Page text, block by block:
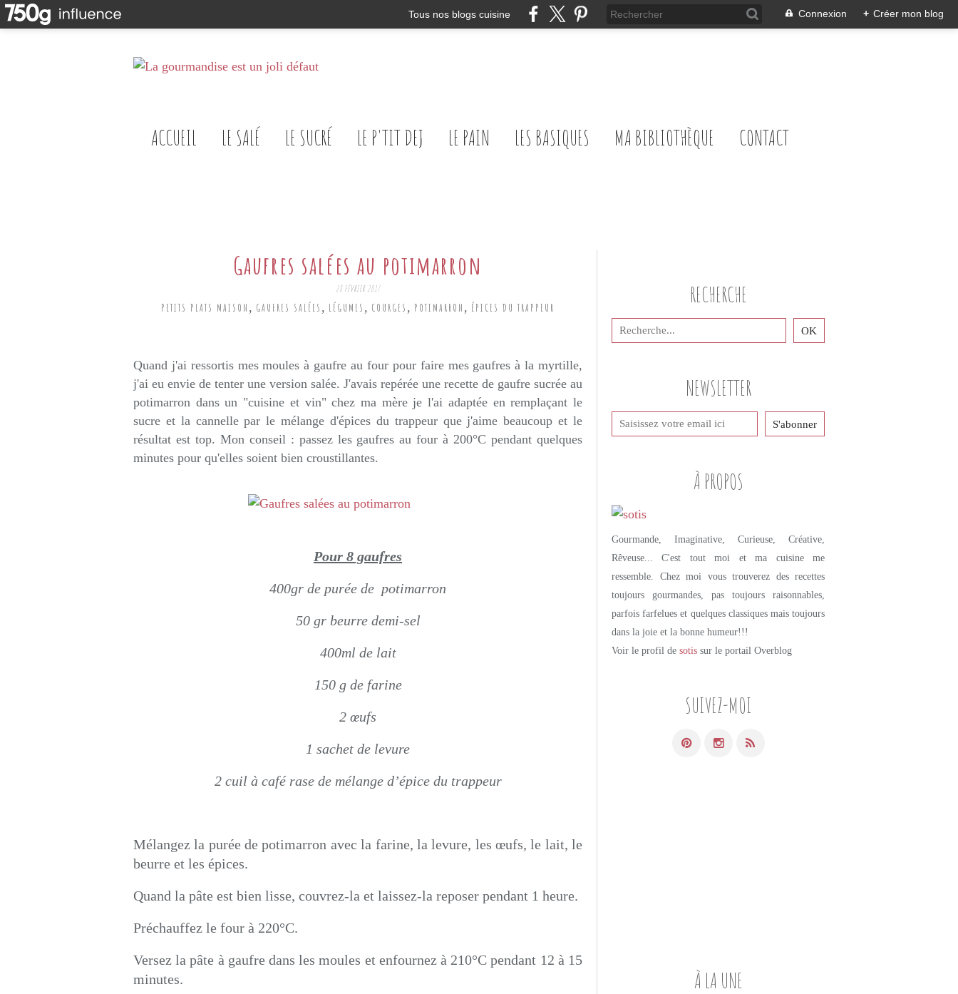
Tous nos blogs cuisine Connexion + Créer mon blog
ACCUEIL LE SALÉ LE SUCRÉ LE P'TIT DEJ LE PAIN LES BASIQUES MA BIBLIOTHÈQUE CONTACT
Gaufres salées au potimarron
28 FÉVRIER 2017
PETITS PLATS MAISON , GAUFRES SALÉES , LÉGUMES , COURGES , POTIMARRON , ÉPICES DU TRAPPEUR
Quand j'ai ressortis mes moules à gaufre au four pour faire mes gaufres à la myrtille,
j'ai eu envie de tenter une version salée. J'avais repérée une recette de gaufre sucrée au
potimarron dans un "cuisine et vin" chez ma mère je l'ai adaptée en remplaçant le
sucre et la cannelle par le mélange d'épices du trappeur que j'aime beaucoup et le
résultat est top. Mon conseil : passez les gaufres au four à 200°C pendant quelques
minutes pour qu'elles soient bien croustillantes.
Pour 8 gaufres
400gr de purée de potimarron
50 gr beurre demi-sel
400ml de lait
150 g de farine
2 œufs
1 sachet de levure
2 cuil à café rase de mélange d’épice du trappeur
Mélangez la purée de potimarron avec la farine, la levure, les œufs, le lait, le
beurre et les épices.
Quand la pâte est bien lisse, couvrez-la et laissez-la reposer pendant 1 heure.
Préchauffez le four à 220°C.
Versez la pâte à gaufre dans les moules et enfournez à 210°C pendant 12 à 15
minutes.
NEWSLETTER
SUIVEZ-MOI
RECHERCHE
À PROPOS
Gourmande, Imaginative, Curieuse, Créative,
Rêveuse... C'est tout moi et ma cuisine me
ressemble. Chez moi vous trouverez des recettes
toujours gourmandes, pas toujours raisonnables,
parfois farfelues et quelques classiques mais toujours
dans la joie et la bonne humeur!!!
Voir le profil de sotis sur le portail Overblog
À LA UNE